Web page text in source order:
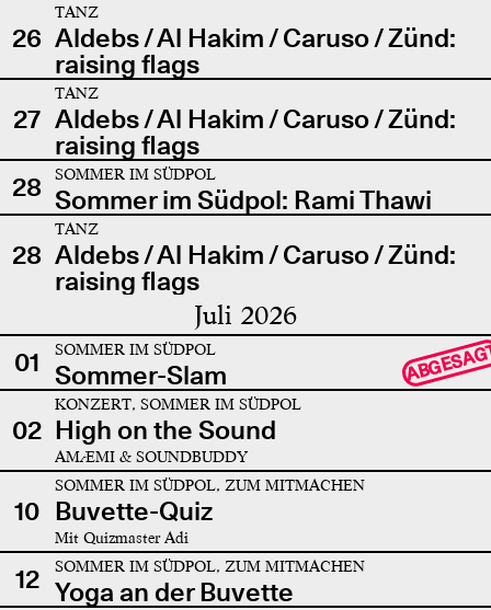
26
TANZ
Aldebs / Al Hakim / Caruso / Zünd:
raising flags
27
TANZ
Aldebs / Al Hakim / Caruso / Zünd:
raising flags
28
SOMMER IM SÜDPOL
Sommer im Südpol: Rami Thawi
28
TANZ
Aldebs / Al Hakim / Caruso / Zünd:
raising flags
Juli 2026
01 SOMMER IM SÜDPOL
Sommer-Slam
02
KONZERT, SOMMER IM SÜDPOL
High on the Sound
AMÆMI & SOUNDBUDDY
10
SOMMER IM SÜDPOL, ZUM MITMACHEN
Buvette-Quiz
Mit Quizmaster Adi
12 SOMMER IM SÜDPOL, ZUM MITMACHEN
Yoga an der Buvette